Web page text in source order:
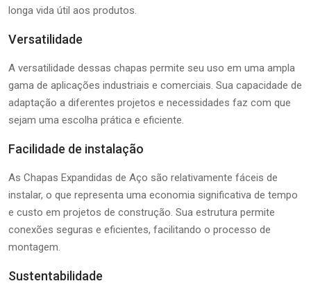
longa vida útil aos produtos.
Versatilidade
A versatilidade dessas chapas permite seu uso em uma ampla
gama de aplicações industriais e comerciais. Sua capacidade de
adaptação a diferentes projetos e necessidades faz com que
sejam uma escolha prática e eficiente.
Facilidade de instalação
As Chapas Expandidas de Aço são relativamente fáceis de
instalar, o que representa uma economia significativa de tempo
e custo em projetos de construção. Sua estrutura permite
conexões seguras e eficientes, facilitando o processo de
montagem.
Sustentabilidade